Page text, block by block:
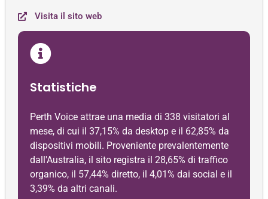
Visita il sito web
Statistiche
Perth Voice attrae una media di 338 visitatori al
mese, di cui il 37,15% da desktop e il 62,85% da
dispositivi mobili. Proveniente prevalentemente
dall'Australia, il sito registra il 28,65% di traffico
organico, il 57,44% diretto, il 4,01% dai social e il
3,39% da altri canali.